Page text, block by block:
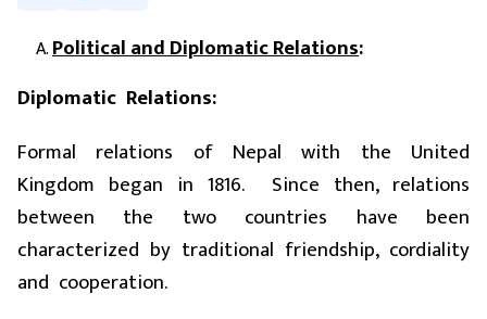
Political and Diplomatic Relations:
Diplomatic Relations:
Formal relations of Nepal with the United
Kingdom began in 1816. Since then, relations
between the two countries have been
characterized by traditional friendship, cordiality
and cooperation.